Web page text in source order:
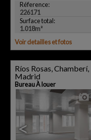
Réference:
226171
Surface total:
1.018m²
Voir detailles et fotos
Ríos Rosas, Chamberí,
Madrid
Bureau À louer
<